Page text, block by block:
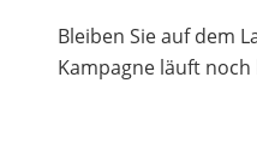
Bleiben Sie auf dem
Kampagne läuft noch